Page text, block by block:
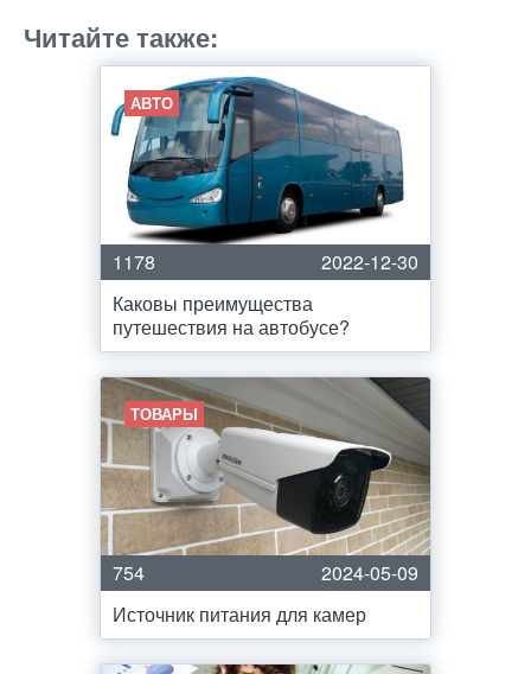
Читайте также:
АВТО
1178
2022-12-30
Каковы преимущества
путешествия на автобусе?
ТОВАРЫ
754
2024-05-09
Источник питания для камер